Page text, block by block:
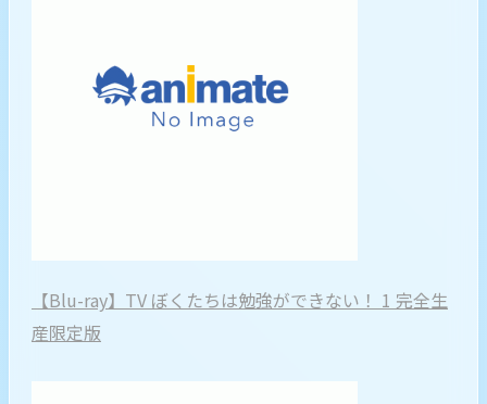
【Blu-ray】TV ぼくたちは勉強ができない！ 1 完全生
産限定版